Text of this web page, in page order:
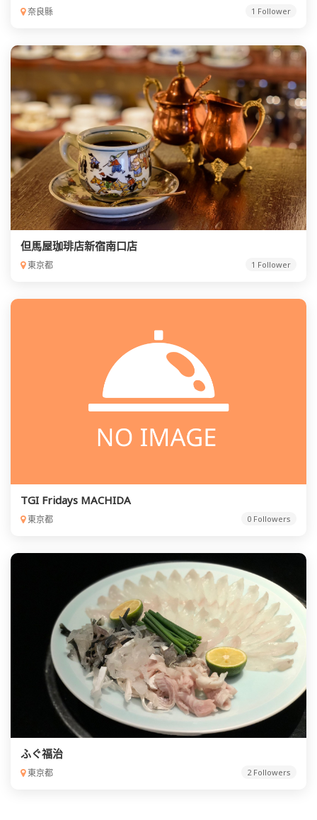
奈良縣 1 Follower
但馬屋珈琲店新宿南口店
東京都 1 Follower
TGI Fridays MACHIDA
東京都 0 Followers
ふぐ福治
東京都 2 Followers